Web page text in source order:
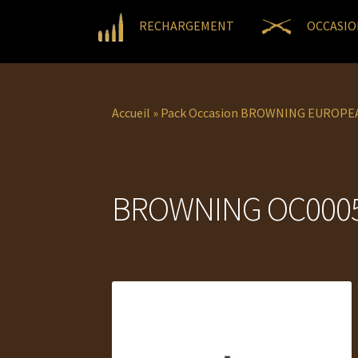
RECHARGEMENT
Accueil » Pack Occasion BROWNING
BROWNING